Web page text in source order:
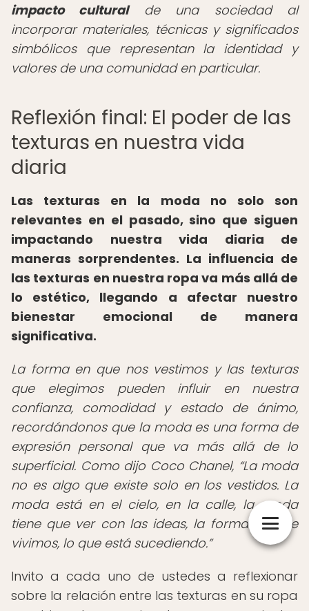
impacto culturalde una sociedad al
incorporar materiales, técnicas y significados
simbólicos que representan la identidad y
valores de una comunidad en particular.
Reflexión final: El poder de las
texturas en nuestra vida
diaria
Las texturas en la moda no solo son
relevantes en el pasado, sino que siguen
impactando nuestra vida diaria de
maneras sorprendentes. La influencia de
las texturas en nuestra ropa va más allá de
lo estético, llegando a afectar nuestro
bienestar emocional de manera
significativa.
La forma en que nos vestimos y las texturas
que elegimos pueden influir en nuestra
confianza, comodidad y estado de ánimo,
recordándonos que la moda es una forma de
expresión personal que va más allá de lo
superficial. Como dijo Coco Chanel, La moda
no es algo que existe solo en los vestidos. La
moda está en el cielo, en la calle, la moda
tiene que ver con las ideas, la forma en que
vivimos, lo que está sucediendo.
Invito a cada uno de ustedes a reflexionar
sobre la relación entre las texturas en su ropa